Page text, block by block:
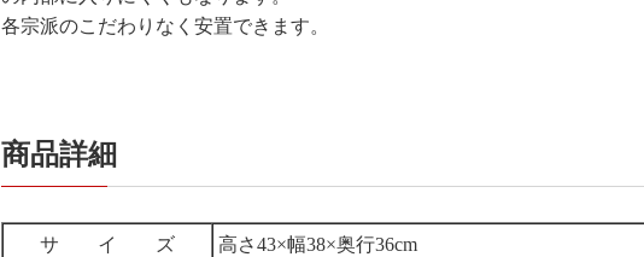
各宗派のこだわりなく安置できます。
商品詳細
サ イ ズ 高さ43×幅38×奥行36cm